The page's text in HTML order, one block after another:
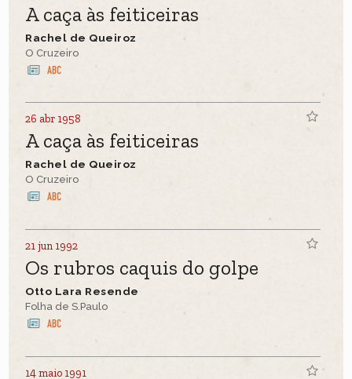
A caça às feiticeiras
Rachel de Queiroz
O Cruzeiro
26 abr 1958
A caça às feiticeiras
Rachel de Queiroz
O Cruzeiro
21 jun 1992
Os rubros caquis do golpe
Otto Lara Resende
Folha de S.Paulo
14 maio 1991